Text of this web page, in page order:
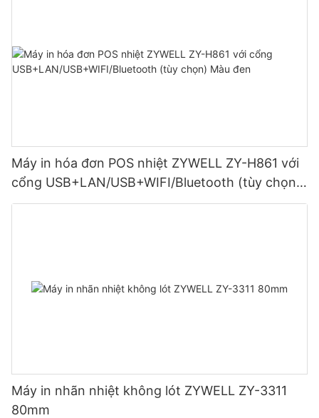
Máy in hóa đơn POS nhiệt ZYWELL ZY-H861 với
cổng USB+LAN/USB+WIFI/Bluetooth (tùy chọn)
Màu đen
Máy in nhãn nhiệt không lót ZYWELL ZY-3311
80mm